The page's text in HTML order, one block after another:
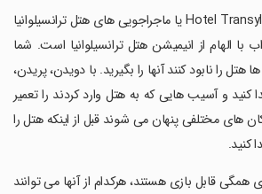
بازی Hotel Transylvania Adventures یا ماجراجویی های هتل ترانسیلوانیا
الهام از انیمیشن هتل ترانسیلوانیا است. شما
هتل را نابود کنند آنها را بگیرید. با دویدن، پریدن،
کنید و آسیب هایی که به هتل وارد کردند را تعمیر
های مختلفی پنهان می شوند قبل از اینکه هتل را
کنید.
همگی قابل بازی هستند، هرکدام از آنها می توانند